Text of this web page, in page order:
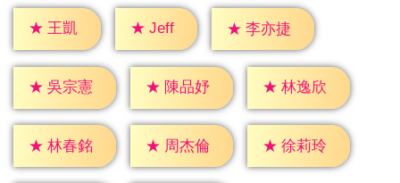
★ 王凱 ★ Jeff ★ 李亦捷
★ 吳宗憲 ★ 陳品妤 ★ 林逸欣
★ 林春銘 ★ 周杰倫 ★ 徐莉玲